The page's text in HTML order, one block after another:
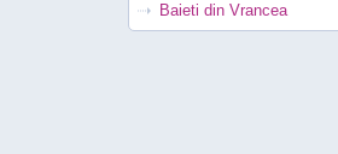
Baieti din Vrancea